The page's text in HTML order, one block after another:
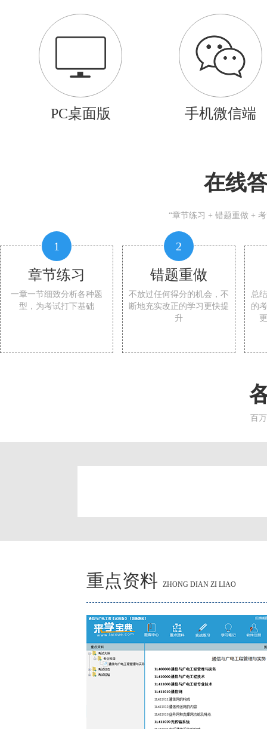
PC桌面版 手机微信端
在线
“章节练习 + 错题重做 +
1
章节练习
一章一节细致分析各种题
型，为考试打下基础
2
错题重做
不放过任何得分的机会，不
断地充实改正的学习更快提
升
总
的
百
重点资料 ZHONG DIAN ZI LIAO